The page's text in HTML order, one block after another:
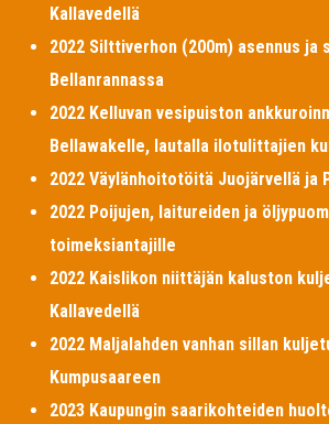
Kallavedellä
2022 Silttiverhon (200m) asennus ja
Bellanrannassa
2022 Kelluvan vesipuiston
Bellawakelle, lautalla ilotulittajien
2022 Väylänhoitotöitä Juojärvellä ja
2022 Poijujen, laitureiden ja
toimeksiantajille
2022 Kaislikon niittäjän kaluston
Kallavedellä
2022 Maljalahden vanhan sillan
Kumpusaareen
2023 Kaupungin saarikohteiden